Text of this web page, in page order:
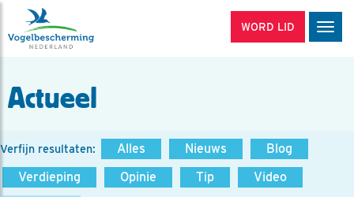
WORD LID
Actueel
Verfijn resultaten: Alles Nieuws
Blog
Verdieping
Opinie Tip
Video